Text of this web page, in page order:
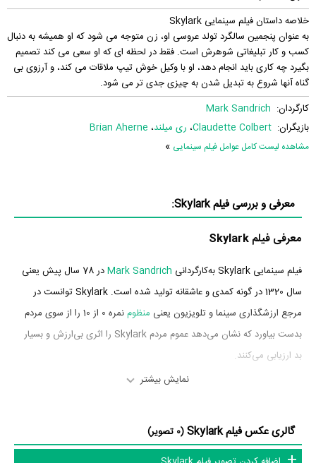
خلاصه داستان فیلم سینمایی Skylark
به عنوان پنجمین سالگرد تولد عروسی او، زن متوجه می شود که او همیشه به دنبال
کسب و کار تبلیغاتی شوهرش است. فقط در لحظه ای که او سعی می کند تصمیم
بگیرد چه کاری باید انجام دهد، او با وکیل خوش تیپ ملاقات می کند، و آرزوی بی
گناه آنها شروع به تبدیل شدن به چیزی جدی تر می شود.
کارگردان: Mark Sandrich
بازیگران: Claudette Colbert، ری میلند، Brian Aherne
مشاهده لیست کامل عوامل فیلم سینمایی »
معرفی و بررسی فیلم Skylark:
معرفی فیلم Skylark
فیلم سینمایی Skylark به‌کارگردانی Mark Sandrich
در 78 سال پیش یعنی
سال 1320 در گونه کمدی و عاشقانه تولید شده است. Skylark توانست در
مرجع ارزشگذاری سینما و تلویزیون یعنی منظوم
نمره 0 از 10 را از سوی مردم
بدست بیاورد که نشان می‌دهد عموم مردم Skylark را اثری بی‌ارزش و بسیار
بد ارزیابی می‌کنند.
بازیگران فیلم Skylark چه کسانی هستند؟ در Skylark بازیگرانی چون
Claudette Colbertدر نقش Lydia Kenyon، ری میلند
در نقش Tony
نمایش بیشتر
گالری عکس فیلم Skylark
(0 تصویر)